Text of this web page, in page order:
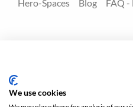
Hero-Spaces Blog FAQ
We use cookies